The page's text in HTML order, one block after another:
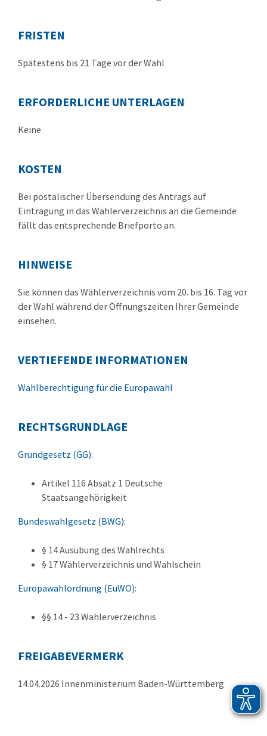
FRISTEN
Spätestens bis 21 Tage vor der Wahl
ERFORDERLICHE UNTERLAGEN
Keine
KOSTEN
Bei postalischer Übersendung des Antrags auf
Eintragung in das Wählerverzeichnis an die Gemeinde
fällt das entsprechende Briefporto an.
HINWEISE
Sie können das Wählerverzeichnis vom 20. bis 16. Tag vor
der Wahl während der Öffnungszeiten Ihrer Gemeinde
einsehen.
VERTIEFENDE INFORMATIONEN
Wahlberechtigung für die Europawahl
RECHTSGRUNDLAGE
Grundgesetz (GG):
Artikel 116 Absatz 1 Deutsche
Staatsangehörigkeit
Bundeswahlgesetz (BWG):
§ 14 Ausübung des Wahlrechts
§ 17 Wählerverzeichnis und Wahlschein
Europawahlordnung (EuWO):
§§ 14 - 23 Wählerverzeichnis
FREIGABEVERMERK
14.04.2026 Innenministerium Baden-Württemberg